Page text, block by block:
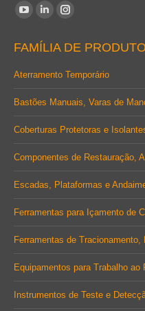
Encontre-nos em:
opens
in
window
Linkedin
opens
in
window
Instagram
opens
in
window
FAMÍLIA DE
Aterramento Temporário
Bastões Manuais, Varas de
Coberturas Protetoras e
Componentes de Restauração,
Escadas, Plataformas e
Ferramentas para Içamento de
Ferramentas de
Equipamentos para Trabalho ao
Instrumentos de Teste e